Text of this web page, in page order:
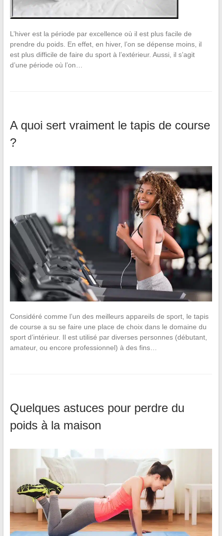
L’hiver est la période par excellence où il est plus facile de
prendre du poids. En effet, en hiver, l’on se dépense moins, il
est plus difficile de faire du sport à l’extérieur. Aussi, il s’agit
d’une période où l’on…
A quoi sert vraiment le tapis de course
?
Considéré comme l’un des meilleurs appareils de sport, le tapis
de course a su se faire une place de choix dans le domaine du
sport d’intérieur. Il est utilisé par diverses personnes (débutant,
amateur, ou encore professionnel) à des fins…
Quelques astuces pour perdre du
poids à la maison